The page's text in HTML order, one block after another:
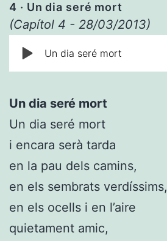
4 · Un dia seré mort
(Capítol 4 - 28/03/2013)
Un dia seré mort
Un dia seré mort
Un dia seré mort
i encara serà tarda
en la pau dels camins,
en els sembrats verdíssims,
en els ocells i en l’aire
quietament amic,